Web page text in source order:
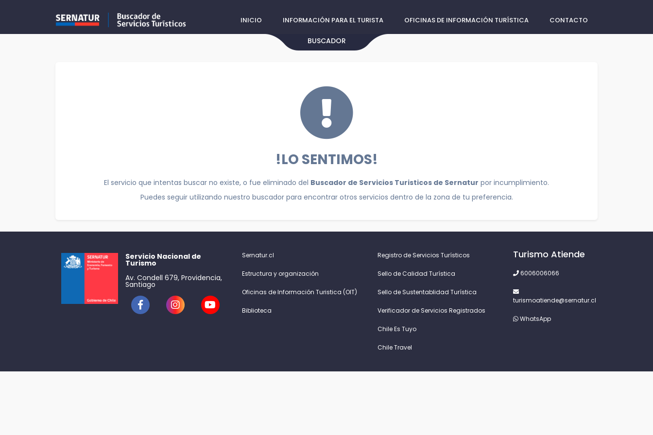
INICIO INFORMACIÓN PARA EL TURISTA OFICINAS DE INFORMACIÓN TURÍSTICA CONTACTO
BUSCADOR
!LO SENTIMOS!
El servicio que intentas buscar no existe, o fue eliminado del Buscador de Servicios Turisticos de Sernatur por incumplimiento.
Puedes seguir utilizando nuestro buscador para encontrar otros servicios dentro de la zona de tu preferencia.
Servicio Nacional de
Turismo
Av. Condell 679, Providencia,
Santiago
Sernatur.cl
Estructura y organización
Oficinas de Información Turistica (OIT)
Biblioteca
Registro de Servicios Turísticos
Sello de Calidad Turística
Sello de Sustentablidad Turística
Verificador de Servicios Registrados
Chile Es Tuyo
Chile Travel
Turismo Atiende
6006006066
turismoatiende@sernatur.cl
WhatsApp